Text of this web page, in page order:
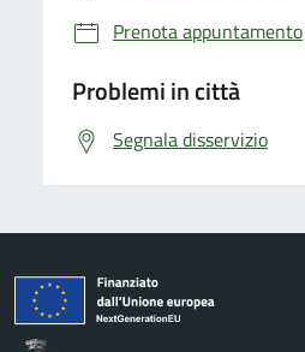
Prenota appuntamento
Problemi in città
Segnala disservizio